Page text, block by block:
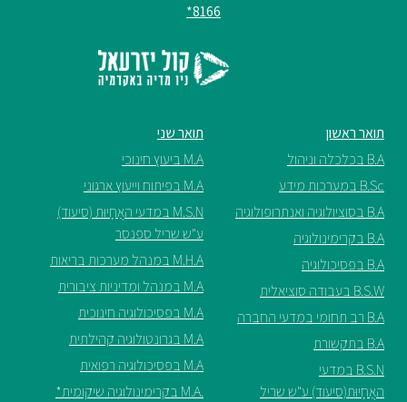
והטבות
הרשמו
עכשיו
8166*
תואר ראשון
B.A בכלכלה וניהול
B.Sc במערכות מידע
B.A בסוציולוגיה ואנתרופולוגיה
B.A בקרימינולוגיה
B.A בפסיכולוגיה
B.S.W בעבודה סוציאלית
B.A רב תחומי במדעי החברה
B.A בתקשורת
B.S.N במדעי
האֲחָיוּת(סיעוד) ע"ש שריל
תואר שני
M.A ביעוץ חינוכי
M.A בפיתוח וייעוץ ארגוני
M.S.N במדעי האֲחָיוּת (סיעוד)
ע"ש שריל ספנסר
M.H.A במנהל מערכות בריאות
M.A במנהל ומדיניות ציבורית
M.A בפסיכולוגיה חינוכית
M.A בגרונטולוגיה קהילתית
M.A בפסיכולוגיה רפואית
.M.A בקרימינולוגיה שיקומית*